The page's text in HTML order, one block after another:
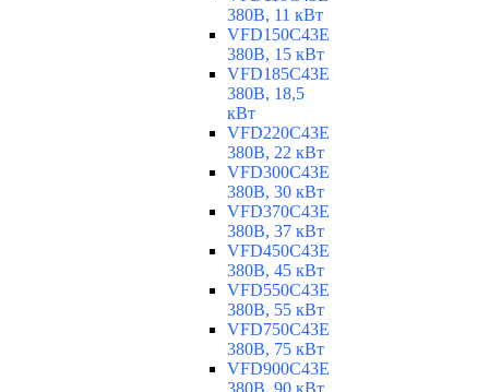
380В, 11 кВт
VFD150C43E
380В, 15 кВт
VFD185C43E
380В, 18,5
кВт
VFD220C43E
380В, 22 кВт
VFD300C43E
380В, 30 кВт
VFD370C43E
380В, 37 кВт
VFD450C43E
380В, 45 кВт
VFD550C43E
380В, 55 кВт
VFD750C43E
380В, 75 кВт
VFD900C43E